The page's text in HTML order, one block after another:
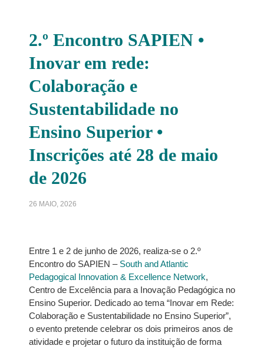
2.º Encontro SAPIEN •
Inovar em rede:
Colaboração e
Sustentabilidade no
Ensino Superior •
Inscrições até 28 de maio
de 2026
26 MAIO, 2026
Entre 1 e 2 de junho de 2026, realiza-se o 2.º
Encontro do SAPIEN – South and Atlantic
Pedagogical Innovation & Excellence Network,
Centro de Excelência para a Inovação Pedagógica no
Ensino Superior. Dedicado ao tema “Inovar em Rede:
Colaboração e Sustentabilidade no Ensino Superior”,
o evento pretende celebrar os dois primeiros anos de
atividade e projetar o futuro da instituição de forma